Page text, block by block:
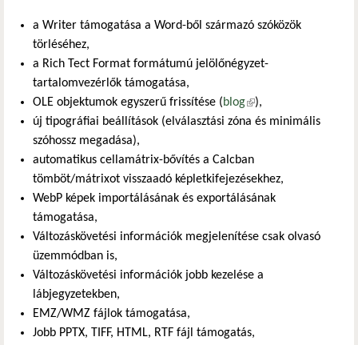
a Writer támogatása a Word-ből származó szóközök
törléséhez,
a Rich Tect Format formátumú jelölőnégyzet-
tartalomvezérlők támogatása,
OLE objektumok egyszerű frissítése (blog(külső hivatkozás)
),
új tipográfiai beállítások (elválasztási zóna és minimális
szóhossz megadása),
automatikus cellamátrix-bővítés a Calcban
tömböt/mátrixot visszaadó képletkifejezésekhez,
WebP képek importálásának és exportálásának
támogatása,
Változáskövetési információk megjelenítése csak olvasó
üzemmódban is,
Változáskövetési információk jobb kezelése a
lábjegyzetekben,
EMZ/WMZ fájlok támogatása,
Jobb PPTX, TIFF, HTML, RTF fájl támogatás,